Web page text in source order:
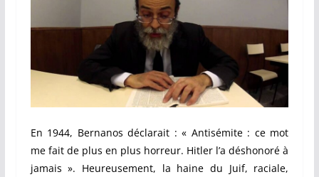
En 1944, Bernanos déclarait : « Antisémite : ce mot
me fait de plus en plus horreur. Hitler l’a déshonoré à
jamais ». Heureusement, la haine du Juif, raciale,